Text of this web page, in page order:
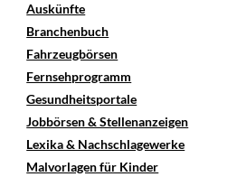
Auskünfte
Branchenbuch
Fahrzeugbörsen
Fernsehprogramm
Gesundheitsportale
Jobbörsen & Stellenanzeigen
Lexika & Nachschlagewerke
Malvorlagen für Kinder